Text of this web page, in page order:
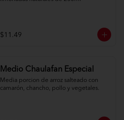
$11.49
Medio Chaulafan Especial
Media porcion de arroz salteado con
camarón, chancho, pollo y vegetales.